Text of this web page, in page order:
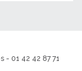
- 01 42 42 87 71